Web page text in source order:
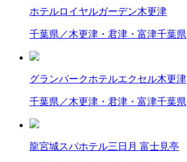
ホテルロイヤルガーデン木更津
千葉県／木更津・君津・富津千葉県
グランパークホテルエクセル木更津
千葉県／木更津・君津・富津千葉県
龍宮城スパホテル三日月 富士見亭